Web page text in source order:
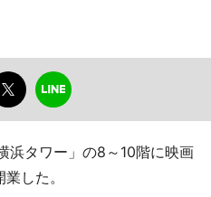
浜タワー」の8～10階に映画
した。